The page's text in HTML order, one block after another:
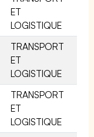
ET
LOGISTIQUE
TRANSPORT
ET
LOGISTIQUE
TRANSPORT
ET
LOGISTIQUE